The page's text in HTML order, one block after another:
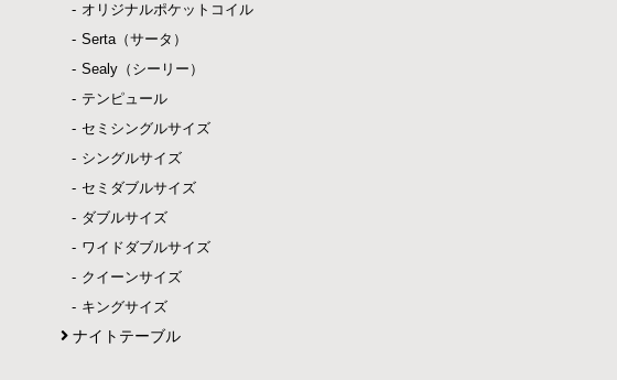
オリジナルポケットコイル
Serta（サータ）
Sealy（シーリー）
テンピュール
セミシングルサイズ
シングルサイズ
セミダブルサイズ
ダブルサイズ
ワイドダブルサイズ
クイーンサイズ
キングサイズ
ナイトテーブル